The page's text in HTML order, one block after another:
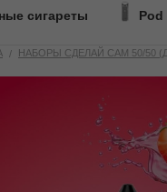
сигареты
НАБОРЫ СДЕЛАЙ САМ 50/50